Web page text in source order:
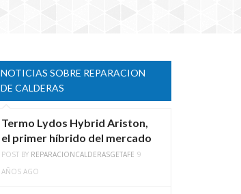
NOTICIAS SOBRE REPARACION
DE CALDERAS
Termo Lydos Hybrid Ariston,
el primer híbrido del mercado
POST BY REPARACIONCALDERASGETAFE 9
AÑOS AGO